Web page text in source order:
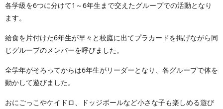
各学級を6つに分けて1～6年生まで交えたグループでの活動となり
ます。
給食を片付けた6年生が早々と校庭に出てプラカードを掲げながら同
じグループのメンバーを呼びました。
全学年がそろってからは6年生がリーダーとなり、各グループで体を
動かして遊びました。
おにごっこやケイドロ、ドッジボールなど小さな子も楽しめる遊び